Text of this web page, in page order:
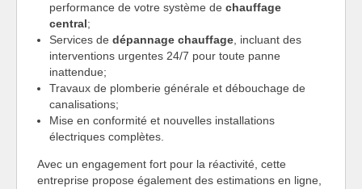
performance de votre système de chauffage
central;
Services de dépannage chauffage , incluant des
interventions urgentes 24/7 pour toute panne
inattendue;
Travaux de plomberie générale et débouchage de
canalisations;
Mise en conformité et nouvelles installations
électriques complètes.
Avec un engagement fort pour la réactivité, cette
entreprise propose également des estimations en ligne,